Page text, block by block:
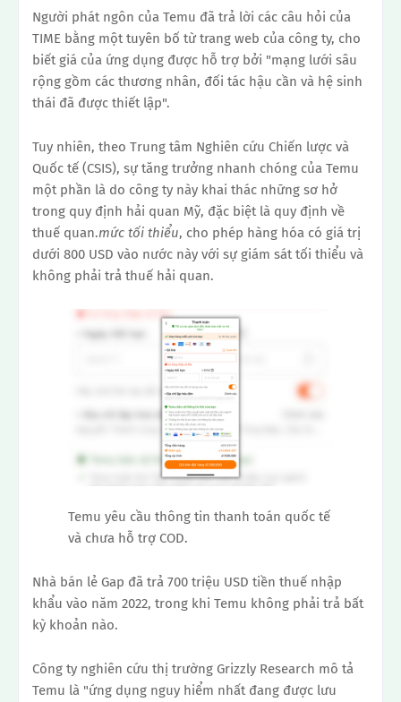
Người phát ngôn của Temu đã trả lời các câu hỏi của
TIME bằng một tuyên bố từ trang web của công ty, cho
biết giá của ứng dụng được hỗ trợ bởi "mạng lưới sâu
rộng gồm các thương nhân, đối tác hậu cần và hệ sinh
thái đã được thiết lập".
Tuy nhiên, theo Trung tâm Nghiên cứu Chiến lược và
Quốc tế (CSIS), sự tăng trưởng nhanh chóng của Temu
một phần là do công ty này khai thác những sơ hở
trong quy định hải quan Mỹ, đặc biệt là quy định về
thuế quan.mức tối thiểu, cho phép hàng hóa có giá trị
dưới 800 USD vào nước này với sự giám sát tối thiểu và
không phải trả thuế hải quan.
Temu yêu cầu thông tin thanh toán quốc tế
và chưa hỗ trợ COD.
Nhà bán lẻ Gap đã trả 700 triệu USD tiền thuế nhập
khẩu vào năm 2022, trong khi Temu không phải trả bất
kỳ khoản nào.
Công ty nghiên cứu thị trường Grizzly Research mô tả
Temu là "ứng dụng nguy hiểm nhất đang được lưu